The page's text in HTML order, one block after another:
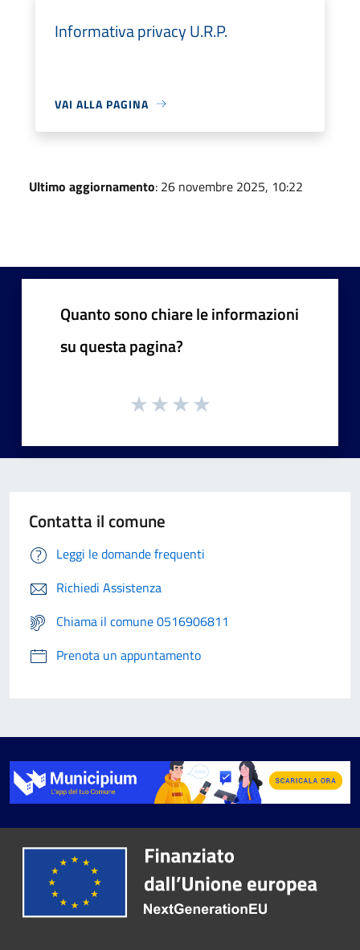
Informativa privacy U.R.P.
VAI ALLA PAGINA
Ultimo aggiornamento: 26 novembre 2025, 10:22
Quanto sono chiare le informazioni
su questa pagina?
Contatta il comune
Leggi le domande frequenti
Richiedi Assistenza
Chiama il comune 0516906811
Prenota un appuntamento